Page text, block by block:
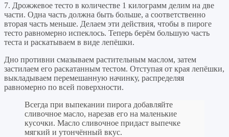
7. Дрожжевое тесто в количестве 1 килограмм делим на две
части. Одна часть должна быть больше, а соответственно
вторая часть меньше. Делаем эти действия, чтобы в пироге
тесто равномерно испеклось. Теперь берём большую часть
теста и раскатываем в виде лепёшки.
Дно противни смазываем растительным маслом, затем
застилаем его раскатанным тестом. Отступая от края лепёшки,
выкладываем перемешанную начинку, распределяя
равномерно по всей поверхности.
Всегда при выпекании пирога добавляйте
сливочное масло, нарезав его на маленькие
кусочки. Масло сливочное придаст выпечке
мягкий и утончённый вкус.